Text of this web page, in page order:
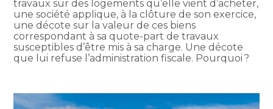
travaux sur des logements qu’elle vient d’acheter,
une société applique, à la clôture de son exercice,
une décote sur la valeur de ces biens
correspondant à sa quote-part de travaux
susceptibles d’être mis à sa charge. Une décote
que lui refuse l’administration fiscale. Pourquoi ?